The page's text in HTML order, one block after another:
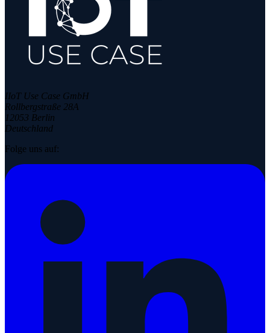
IIoT Use Case GmbH
Rollbergstraße 28A
12053 Berlin
Deutschland
Folge uns auf: